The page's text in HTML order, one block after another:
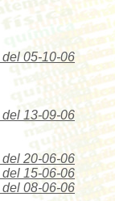
del 05-10-06
del 13-09-06
del 20-06-06
del 15-06-06
del 08-06-06